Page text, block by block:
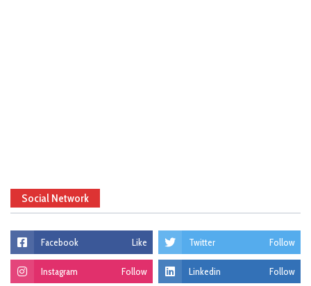
Social Network
Facebook Like Twitter Follow
Instagram Follow Linkedin Follow